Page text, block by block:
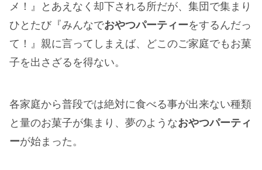
メ！』とあえなく却下される所だが、集団で集まり
ひとたび『みんなでおやつパーティーをするんだっ
て！』親に言ってしまえば、どこのご家庭でもお菓
子を出さざるを得ない。
各家庭から普段では絶対に食べる事が出来ない種類
と量のお菓子が集まり、夢のようなおやつパーティ
ーが始まった。